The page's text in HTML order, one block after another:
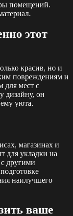
помещений.
этот
красив, но и
повреждениям и
для мест с
дизайну, он
уюта.
магазинах и
для укладки на
другими
наилучшего
ваше